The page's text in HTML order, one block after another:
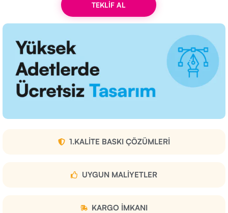
TEKLİF AL
1.KALITE BASKI ÇÖZÜMLERI
UYGUN MALIYETLER
KARGO IMKANI